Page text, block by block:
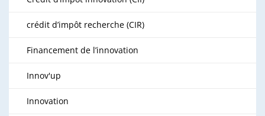
crédit d’impôt recherche (CIR)
Financement de l’innovation
Innov'up
Innovation